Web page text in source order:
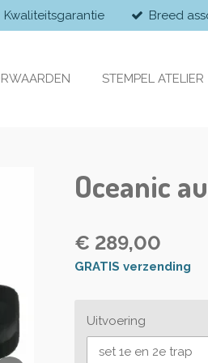
Kwaliteitsgarantie Breed
STEMPEL ATELIER
Oceanic
€ 289,00
GRATIS verzending
Uitvoering